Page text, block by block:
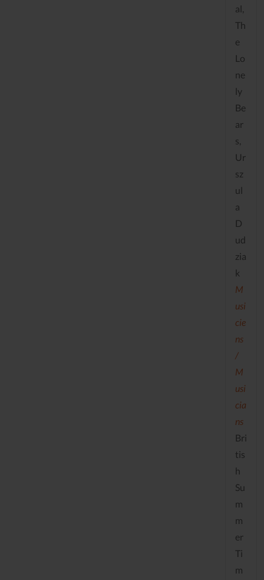
al,
Th
e
Lo
ne
ly
Be
ar
s,
Ur
sz
ul
a
D
ud
zia
k
M
usi
cie
ns
/
M
usi
cia
ns
Bri
tis
h
Su
m
m
er
Ti
m